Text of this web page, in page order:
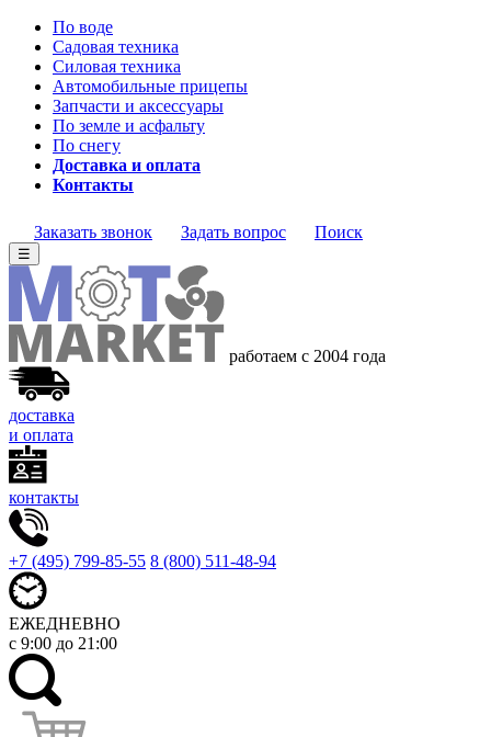
По воде
Садовая техника
Силовая техника
Автомобильные прицепы
Запчасти и аксессуары
По земле и асфальту
По снегу
Доставка и оплата
Контакты
Заказать звонок Задать вопрос Поиск
☰
работаем с 2004 года
доставка
и оплата
контакты
+7 (495) 799-85-55 8 (800) 511-48-94
ЕЖЕДНЕВНО
с 9:00 до 21:00